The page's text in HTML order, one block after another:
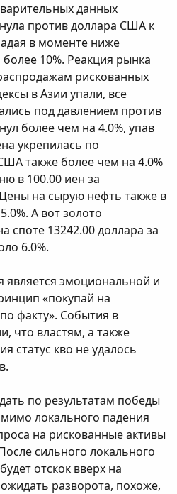
данных
против доллара США к
в моменте ниже
10%. Реакция рынка
рискованных
в Азии упали, все
под давлением против
более чем на 4.0%, упав
укрепилась по
также более чем на 4.0%
в 100.00 иен за
на сырую нефть также в
А вот золото
споте 13242.00 доллара за
6.0%.
является эмоциональной и
«покупай на
факту». События в
что властям, а также
статус кво не удалось
по результатам победы
локального падения
на рискованные активы
сильного локального
отскок вверх на
разворота, похоже,